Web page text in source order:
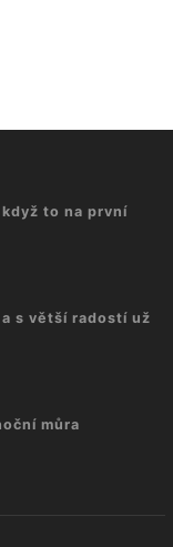
to na první
s větší radostí už
můra